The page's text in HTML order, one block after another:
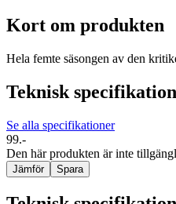
Kort om produkten
Hela femte säsongen av den
Teknisk specifikation
Se alla specifikationer
99.-
Den här produkten är inte
Jämför Spara